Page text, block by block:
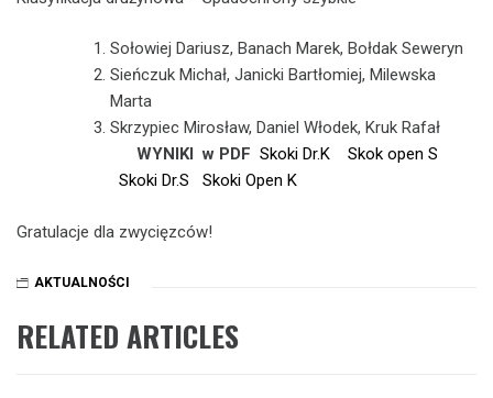
Sołowiej Dariusz, Banach Marek, Bołdak Seweryn
Sieńczuk Michał, Janicki Bartłomiej, Milewska
Marta
Skrzypiec Mirosław, Daniel Włodek, Kruk Rafał
WYNIKI w PDF Skoki Dr.K
Skok open S
Skoki Dr.S
Skoki Open K
Gratulacje dla zwycięzców!
AKTUALNOŚCI
RELATED ARTICLES